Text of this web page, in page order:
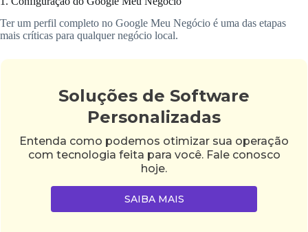
Ter um perfil completo no Google Meu Negócio é uma das etapas
mais críticas para qualquer negócio local.
Soluções de Software
Personalizadas
Entenda como podemos otimizar sua operação
com tecnologia feita para você. Fale conosco
hoje.
SAIBA MAIS